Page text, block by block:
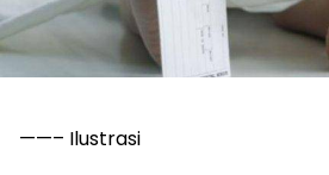
——– Ilustrasi